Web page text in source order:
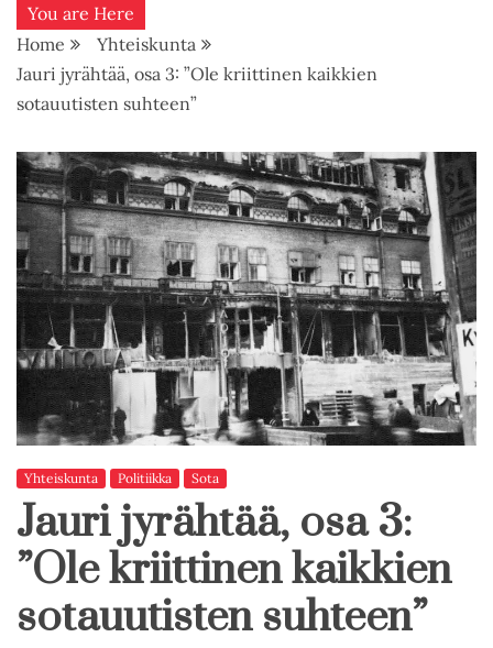
You are Here
Home
Yhteiskunta
Jauri jyrähtää, osa 3: ”Ole kriittinen kaikkien
sotauutisten suhteen”
Yhteiskunta Politiikka Sota
Jauri jyrähtää, osa 3:
”Ole kriittinen kaikkien
sotauutisten suhteen”